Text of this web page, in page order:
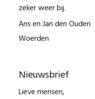
zeker weer bij.
Ans en Jan den Ouden
Woerden
Nieuwsbrief
Lieve mensen,